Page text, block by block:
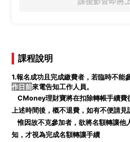
課程說明
1.報名成功且完成繳費者，若臨時不能
作日前來電告知工作人員。
CMoney理財寶將在扣除轉帳手續費
上述時間後，概不退費，如有不便請見
惟因故不克參加者，欲將名額轉讓他
知，才視為完成名額轉讓手續